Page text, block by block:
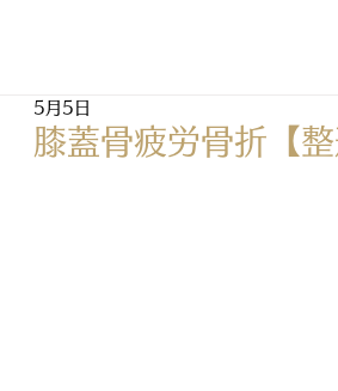
膝蓋骨疲労骨折【整
5月5日